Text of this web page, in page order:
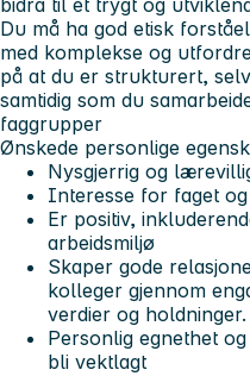
bidra til et trygt og
Du må ha god etisk
med komplekse og
på at du er strukturert,
samtidig som du
faggrupper
Ønskede personlige
Nysgjerrig og
Interesse for faget
Er positiv,
arbeidsmiljø
Skaper gode
kolleger gjennom
verdier og holdninger.
Personlig egnethet
bli vektlagt